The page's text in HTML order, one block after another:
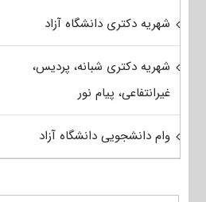
شهریه دکتری دانشگاه آزاد
شهریه دکتری شبانه، پردیس،
غیرانتفاعی، پیام نور
وام دانشجویی دانشگاه آزاد